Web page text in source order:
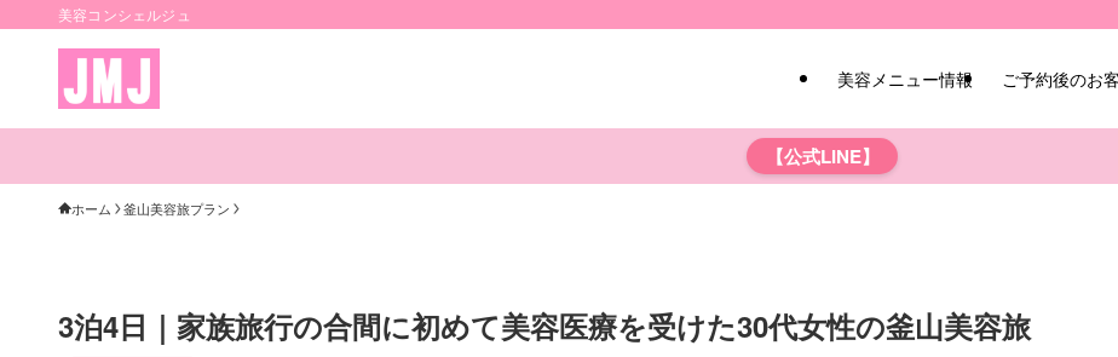
美容コンシェルジュ
美容メニュー情報 ご予約後のお
【公式LINE】
ホーム 釜山美容旅プラン
3泊4日｜家族旅行の合間に初めて美容医療を受けた30代女性の釜山美容旅